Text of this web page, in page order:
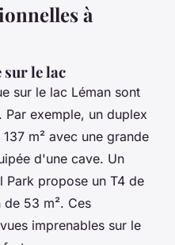
à
sur le lac
sur le lac Léman sont
Par exemple, un duplex
m² avec une grande
d'une cave. Un
Park propose un T4 de
de 53 m². Ces
imprenables sur le